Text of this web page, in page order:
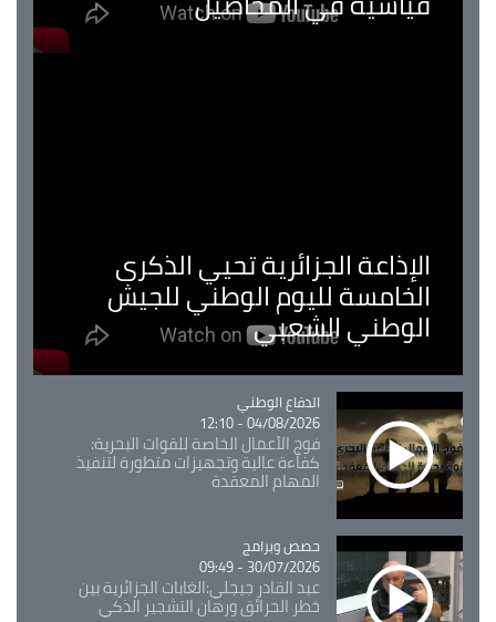
الإذاعة الجزائرية تحيي الذكرى
الخامسة لليوم الوطني للجيش
الوطني الشعبي
Catégorie
الدفاع الوطني
04/08/2026 - 12:10
فوج الأعمال الخاصة للقوات البحرية:
كفاءة عالية وتجهيزات متطورة لتنفيذ
المهام المعقدة
Catégorie
حصص وبرامج
30/07/2026 - 09:49
عبد القادر جيجلي:الغابات الجزائرية بين
خطر الحرائق ورهان التشجير الذكي